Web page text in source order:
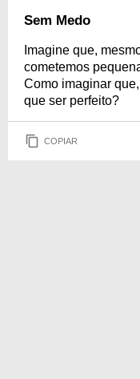
Sem Medo
Imagine que,
cometemos
Como imaginar
que ser perfeito?
COPIAR